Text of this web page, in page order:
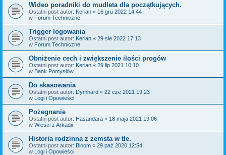
Wideo poradniki do mudleta dla początkujących.
Ostatni post autor: Kerian « 16 gru 2022 14:44
w Forum Techniczne
Trigger logowania
Ostatni post autor: Kerian « 29 sie 2022 17:13
w Forum Techniczne
Obniżenie cech i zwiększenie ilości progów
Ostatni post autor: Kerian « 29 lip 2021 10:10
w Bank Pomysłów
Do skasowania
Ostatni post autor: Dymhard « 22 cze 2021 19:23
w Logi i Opowieści
Pożegnanie
Ostatni post autor: Hasandara « 18 maja 2021 19:06
w Wieści z Arkadii
Historia rodzinna z zemsta w tle.
Ostatni post autor: Bloom « 29 paź 2020 12:54
w Logi i Opowieści